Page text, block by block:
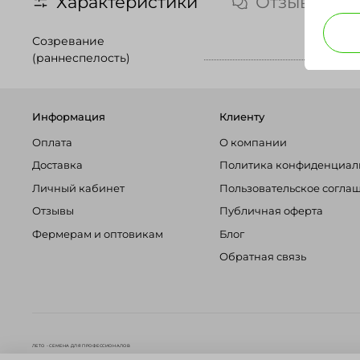
Созревание
(раннеспелость)
Информация
Оплата
Доставка
Личный кабинет
Отзывы
Фермерам и оптовикам
Клиенту
О компании
Политика
Пользовательское
Публичная оферта
Блог
Обратная связь
ЛЕТО - СЕМЕНА ДЛЯ ПРОФЕССИОНАЛОВ